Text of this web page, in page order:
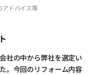
アドバイス等
社の中から弊社を選定い
。今回のリフォーム内容